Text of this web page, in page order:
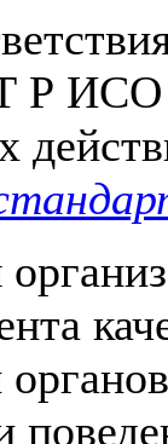
Р ИСО